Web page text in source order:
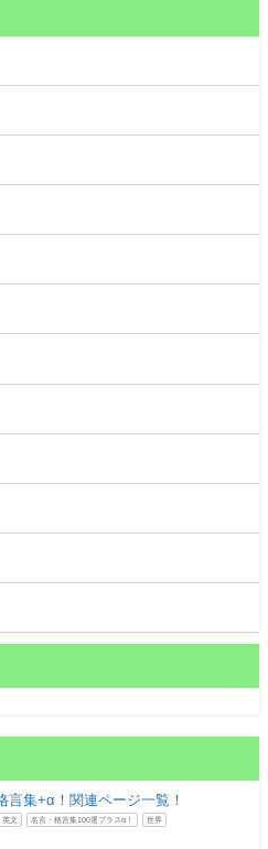
言集+α！関連ページ一覧！
英文 名言・格言集100選プラスα！ 世界